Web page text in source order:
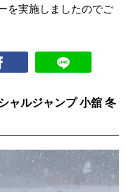
を実施しましたのでご
ャルジャンプ 小舘 冬